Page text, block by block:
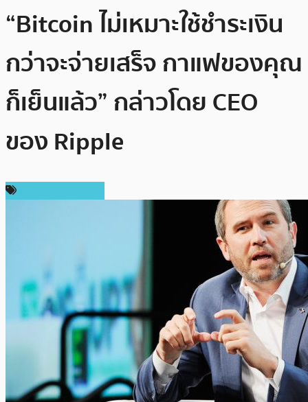
“Bitcoin ไม่เหมาะใช้ชำระเงิน
กว่าจะจ่ายเสร็จ กาแฟของคุณ
ก็เย็นแล้ว” กล่าวโดย CEO
ของ Ripple